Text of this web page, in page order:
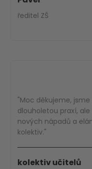
ředitel ZŠ
"Moc děkujeme,
dlouholetou praxí,
nových nápadů a
kolektiv."
kolektiv učitelů